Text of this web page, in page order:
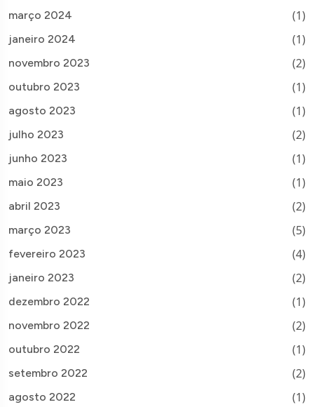
março 2024 (1)
janeiro 2024 (1)
novembro 2023 (2)
outubro 2023 (1)
agosto 2023 (1)
julho 2023 (2)
junho 2023 (1)
maio 2023 (1)
abril 2023 (2)
março 2023 (5)
fevereiro 2023 (4)
janeiro 2023 (2)
dezembro 2022 (1)
novembro 2022 (2)
outubro 2022 (1)
setembro 2022 (2)
agosto 2022 (1)